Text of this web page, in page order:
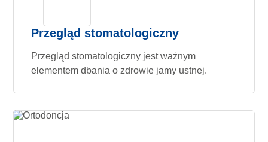
Przegląd stomatologiczny
Przegląd stomatologiczny jest ważnym
elementem dbania o zdrowie jamy ustnej.